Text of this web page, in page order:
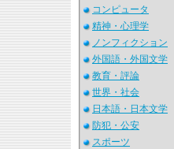
コンピュータ
精神・心理学
ノンフィクション
外国語・外国文学
教育・評論
世界・社会
日本語・日本文学
防犯・公安
スポーツ